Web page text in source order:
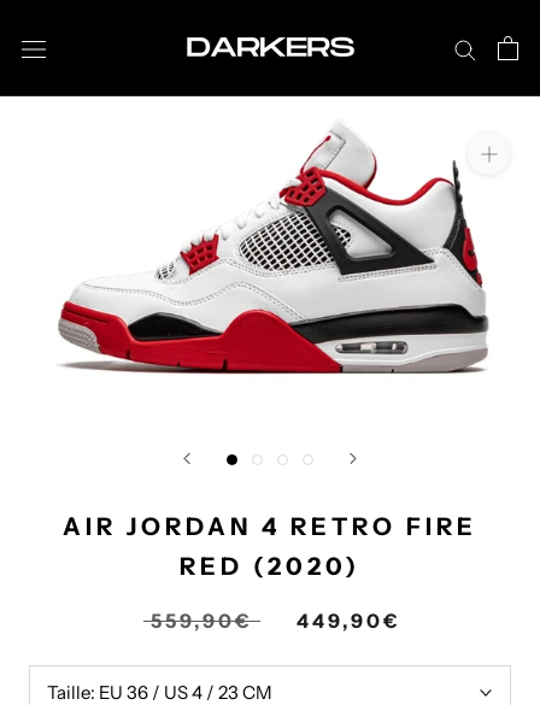
AIR JORDAN 4 RETRO FIRE
RED (2020)
559,90€ 449,90€
Taille: EU 36 / US 4 / 23 CM